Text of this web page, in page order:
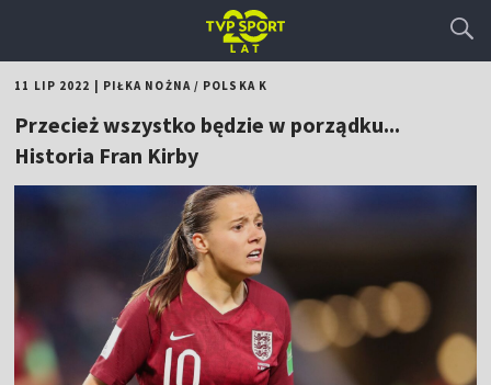
11 LIP 2022 PIŁKA NOŻNA/ POLSKA K
Przecież wszystko będzie w porządku...
Historia Fran Kirby